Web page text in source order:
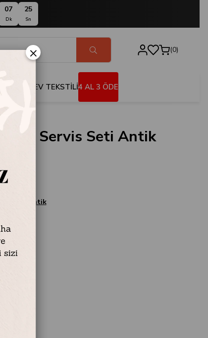
07
Dk
24
Sn
0
EV TEKSTİLİ4 AL 3 ÖDE
Servis Seti Antik
Seti Antik
28 cm
28 cm
cm
33,5 cm
×